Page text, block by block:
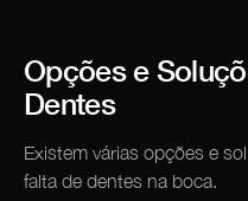
Opções e
Dentes
Existem várias opções e
falta de dentes na boca.